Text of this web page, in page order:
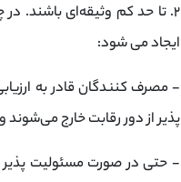
۲. تا حد کم وثیقه‌ای باشند.
ایجاد می شود:
- مصرف‌ کنندگان قادر به
پذیر از دور رقابت خارج
- حتی در صورت مسئولیت پذیر